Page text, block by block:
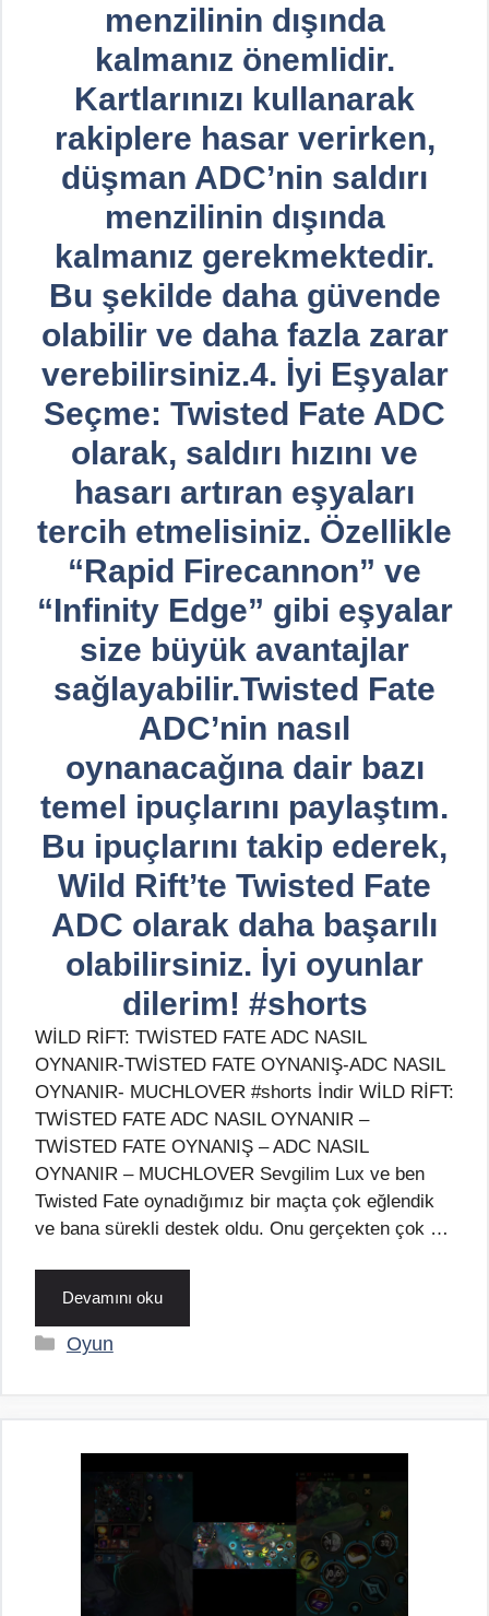
menzilinin dışında
kalmanız önemlidir.
Kartlarınızı kullanarak
rakiplere hasar verirken,
düşman ADC’nin saldırı
menzilinin dışında
kalmanız gerekmektedir.
Bu şekilde daha güvende
olabilir ve daha fazla zarar
verebilirsiniz.4. İyi Eşyalar
Seçme: Twisted Fate ADC
olarak, saldırı hızını ve
hasarı artıran eşyaları
tercih etmelisiniz. Özellikle
“Rapid Firecannon” ve
“Infinity Edge” gibi eşyalar
size büyük avantajlar
sağlayabilir.Twisted Fate
ADC’nin nasıl
oynanacağına dair bazı
temel ipuçlarını paylaştım.
Bu ipuçlarını takip ederek,
Wild Rift’te Twisted Fate
ADC olarak daha başarılı
olabilirsiniz. İyi oyunlar
dilerim! #shorts
WİLD RİFT: TWİSTED FATE ADC NASIL
OYNANIR-TWİSTED FATE OYNANIŞ-ADC NASIL
OYNANIR- MUCHLOVER #shorts İndir WİLD RİFT:
TWİSTED FATE ADC NASIL OYNANIR –
TWİSTED FATE OYNANIŞ – ADC NASIL
OYNANIR – MUCHLOVER Sevgilim Lux ve ben
Twisted Fate oynadığımız bir maçta çok eğlendik
ve bana sürekli destek oldu. Onu gerçekten çok …
Devamını oku
Kategoriler
Oyun